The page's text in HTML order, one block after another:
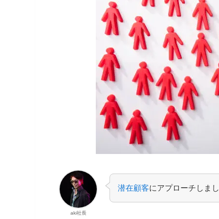
aki社長
潜在顧客にアプローチしま